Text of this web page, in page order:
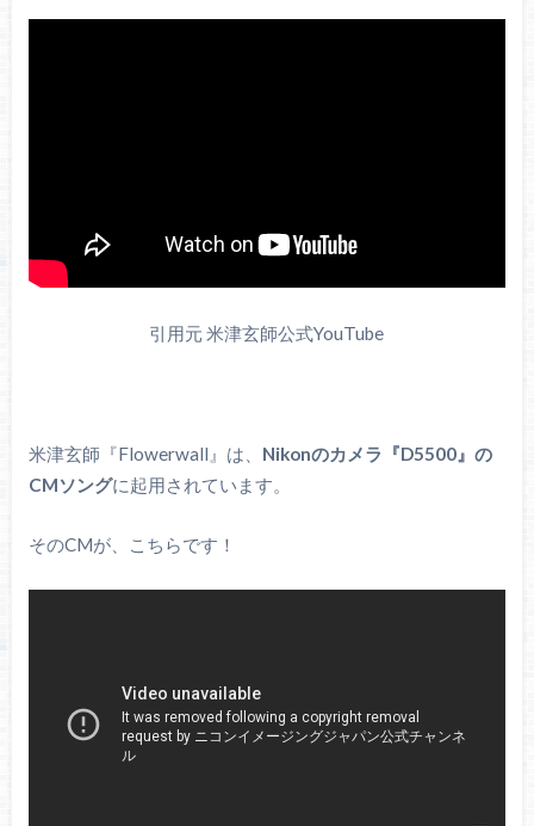
引用元 米津玄師公式YouTube
米津玄師『Flowerwall』は、 Nikonのカメラ『D5500』の
CMソングに起用されています。
そのCMが、こちらです！